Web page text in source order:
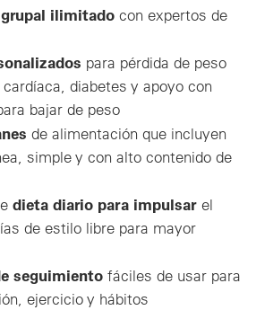
ilimitado con expertos de
para pérdida de peso
diabetes y apoyo con
bajar de peso
de alimentación que incluyen
simple y con alto contenido de
dieta diario para impulsar el
de estilo libre para mayor
seguimiento fáciles de usar para
ejercicio y hábitos